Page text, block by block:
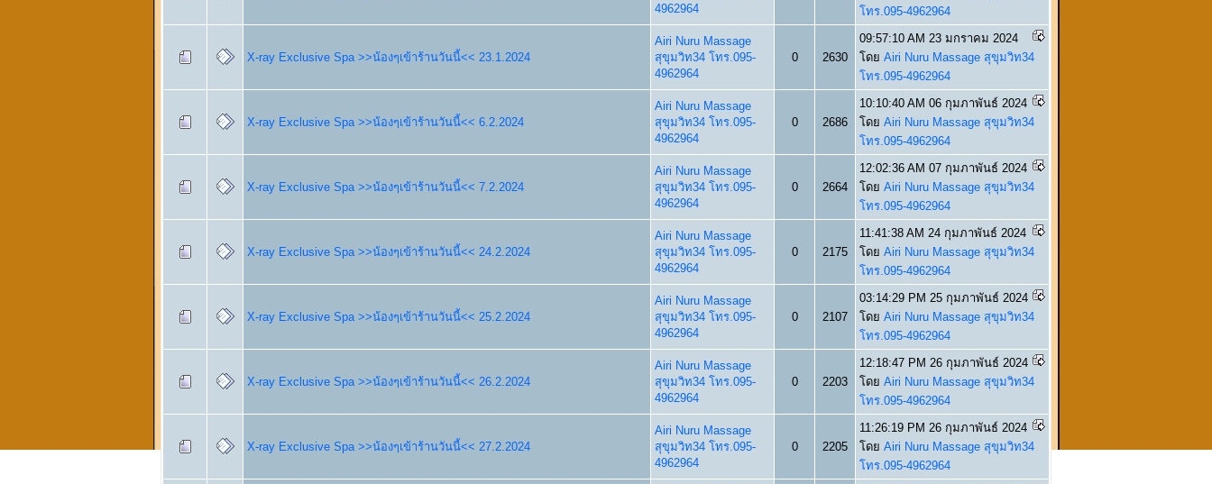
4962964
โทร.095-4962964
X-ray Exclusive Spa >>น้องๆเข้าร้านวันนี้<< 23.1.2024
Airi Nuru Massage
สุขุมวิท34 โทร.095-
4962964
0 2630
09:57:10 AM 23 มกราคม 2024
โดย Airi Nuru Massage สุขุมวิท34
โทร.095-4962964
X-ray Exclusive Spa >>น้องๆเข้าร้านวันนี้<< 6.2.2024
Airi Nuru Massage
สุขุมวิท34 โทร.095-
4962964
0 2686
10:10:40 AM 06 กุมภาพันธ์ 2024
โดย Airi Nuru Massage สุขุมวิท34
โทร.095-4962964
X-ray Exclusive Spa >>น้องๆเข้าร้านวันนี้<< 7.2.2024
Airi Nuru Massage
สุขุมวิท34 โทร.095-
4962964
0 2664
12:02:36 AM 07 กุมภาพันธ์ 2024
โดย Airi Nuru Massage สุขุมวิท34
โทร.095-4962964
X-ray Exclusive Spa >>น้องๆเข้าร้านวันนี้<< 24.2.2024
Airi Nuru Massage
สุขุมวิท34 โทร.095-
4962964
0 2175
11:41:38 AM 24 กุมภาพันธ์ 2024
โดย Airi Nuru Massage สุขุมวิท34
โทร.095-4962964
X-ray Exclusive Spa >>น้องๆเข้าร้านวันนี้<< 25.2.2024
Airi Nuru Massage
สุขุมวิท34 โทร.095-
4962964
0 2107
03:14:29 PM 25 กุมภาพันธ์ 2024
โดย Airi Nuru Massage สุขุมวิท34
โทร.095-4962964
X-ray Exclusive Spa >>น้องๆเข้าร้านวันนี้<< 26.2.2024
Airi Nuru Massage
สุขุมวิท34 โทร.095-
4962964
0 2203
12:18:47 PM 26 กุมภาพันธ์ 2024
โดย Airi Nuru Massage สุขุมวิท34
โทร.095-4962964
X-ray Exclusive Spa >>น้องๆเข้าร้านวันนี้<< 27.2.2024
Airi Nuru Massage
สุขุมวิท34 โทร.095-
4962964
0 2205
11:26:19 PM 26 กุมภาพันธ์ 2024
โดย Airi Nuru Massage สุขุมวิท34
โทร.095-4962964